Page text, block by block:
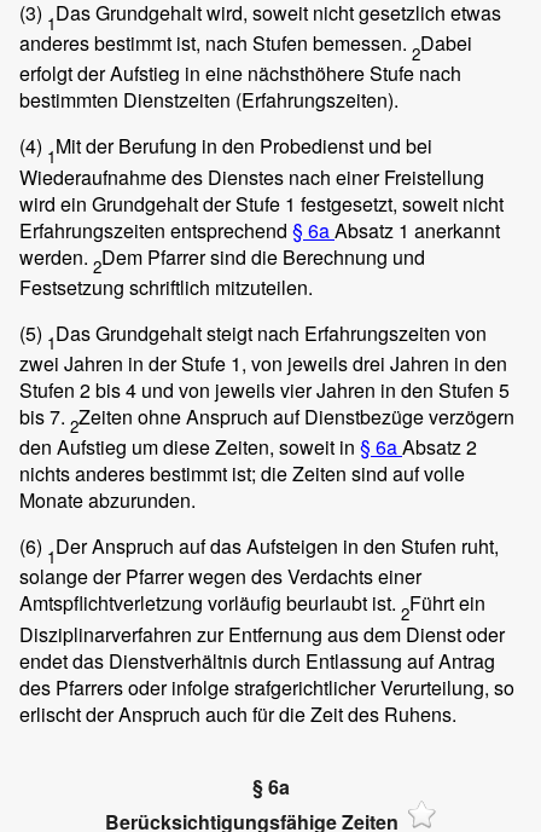
(3) 1Das Grundgehalt wird, soweit nicht gesetzlich etwas
anderes bestimmt ist, nach Stufen bemessen. 2Dabei
erfolgt der Aufstieg in eine nächsthöhere Stufe nach
bestimmten Dienstzeiten (Erfahrungszeiten).
(4) 1Mit der Berufung in den Probedienst und bei
Wiederaufnahme des Dienstes nach einer Freistellung
wird ein Grundgehalt der Stufe 1 festgesetzt, soweit nicht
Erfahrungszeiten entsprechend § 6aAbsatz 1 anerkannt
werden. 2Dem Pfarrer sind die Berechnung und
Festsetzung schriftlich mitzuteilen.
(5) 1Das Grundgehalt steigt nach Erfahrungszeiten von
zwei Jahren in der Stufe 1, von jeweils drei Jahren in den
Stufen 2 bis 4 und von jeweils vier Jahren in den Stufen 5
bis 7. 2Zeiten ohne Anspruch auf Dienstbezüge verzögern
den Aufstieg um diese Zeiten, soweit in § 6aAbsatz 2
nichts anderes bestimmt ist; die Zeiten sind auf volle
Monate abzurunden.
(6) 1Der Anspruch auf das Aufsteigen in den Stufen ruht,
solange der Pfarrer wegen des Verdachts einer
Amtspflichtverletzung vorläufig beurlaubt ist. 2Führt ein
Disziplinarverfahren zur Entfernung aus dem Dienst oder
endet das Dienstverhältnis durch Entlassung auf Antrag
des Pfarrers oder infolge strafgerichtlicher Verurteilung, so
erlischt der Anspruch auch für die Zeit des Ruhens.
§ 6a
Berücksichtigungsfähige Zeiten